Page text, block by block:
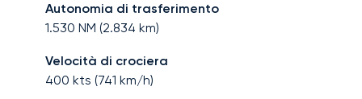
Autonomia di trasferimento
1.530 NM (2.834 km)
Velocità di crociera
400 kts (741 km/h)